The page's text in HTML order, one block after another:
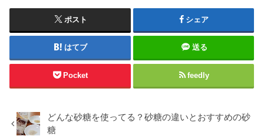
ポスト シェア
はてブ 送る
Pocket feedly
どんな砂糖を使ってる？砂糖の違いとおすすめの砂
糖